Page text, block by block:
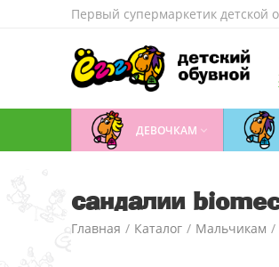
Первый супермаркетик детской
ДЕВОЧКАМ 
сандалии
Главная / Каталог / Мальчикам /